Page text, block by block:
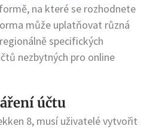
na které se rozhodnete
může uplatňovat různá
specifických
nezbytných pro online
účtu
8, musí uživatelé vytvořit